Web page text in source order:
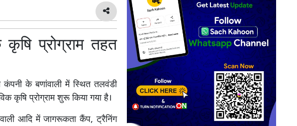
प्रोग्राम तहत
कंपनी के बणांवाली में स्थित तलवंडी
कृषि प्रोग्राम शुरू किया गया है।
आदि में जागरूकता कैंप, ट्रैनिंग